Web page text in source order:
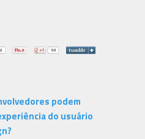
podem
do usuário